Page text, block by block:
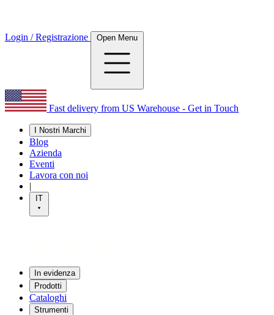
Login / Registrazione Open Menu
Fast delivery from US Warehouse - Get in Touch
I Nostri Marchi
Blog
Azienda
Eventi
Lavora con noi
|
IT
In evidenza
Prodotti
Cataloghi
Strumenti